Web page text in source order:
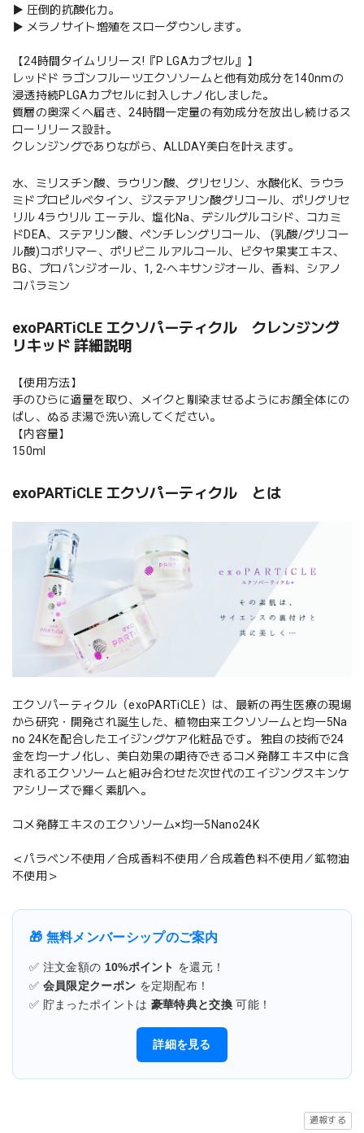
▶ 圧倒的抗酸化力。
▶ メラノサイト増殖をスローダウンします。
【24時間タイムリリース!『P LGAカプセル』】
レッドド ラゴンフルーツエクソソームと他有効成分を140nmの
浸透持続PLGAカプセルに封入しナノ化しました。
質層の奥深くへ届き、24時間一定量の有効成分を放出し続けるス
ローリリース設計。
クレンジングでありながら、ALLDAY美白を叶えます。
水、ミリスチン酸、ラウリン酸、グリセリン、水酸化K、ラウラ
ミドプロピルベタイン、ジステアリン酸グリコール、ポリグリセ
リル 4ラウリル エーテル、塩化Na、デシルグルコシド、コカミ
ドDEA、ステアリン酸、ペンチレングリコール、 (乳酸/グリコー
ル酸)コポリマー、ポリビニ ルアルコール、ビタヤ果実エキス、
BG、プロパンジオール、1, 2-ヘキサンジオール、香料、シアノ
コバラミン
exoPARTiCLE エクソパーティクル クレンジング
リキッド 詳細説明
【使用方法】
手のひらに適量を取り、メイクと馴染ませるようにお顔全体にの
ばし、ぬるま湯で洗い流してください。
【内容量】
150ml
exoPARTiCLE エクソパーティクル とは
エクソパーティクル（exoPARTiCLE）は、最新の再生医療の現場
から研究・開発され誕生した、植物由来エクソソームと均一5Na
no 24Kを配合したエイジングケア化粧品です。 独自の技術で24
金を均一ナノ化し、美白効果の期待できるコメ発酵エキス中に含
まれるエクソソームと組み合わせた次世代のエイジングスキンケ
アシリーズで輝く素肌へ。
コメ発酵エキスのエクソソーム×均一5Nano24K
＜パラベン不使用／合成香料不使用／合成着色料不使用／鉱物油
不使用＞
🎁 無料メンバーシップのご案内
✅ 注文金額の 10%ポイント を還元！
✅ 会員限定クーポン を定期配布！
✅ 貯まったポイントは 豪華特典と交換 可能！
詳細を見る
通報する